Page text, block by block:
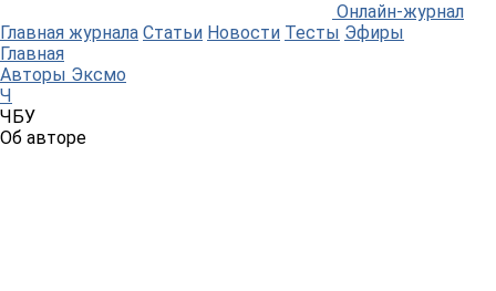
Онлайн-журнал
Главная журнала Статьи Новости Тесты Эфиры
Главная
Авторы Эксмо
Ч
ЧБУ
Об авторе